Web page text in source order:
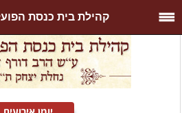
קהילת בית כנסת